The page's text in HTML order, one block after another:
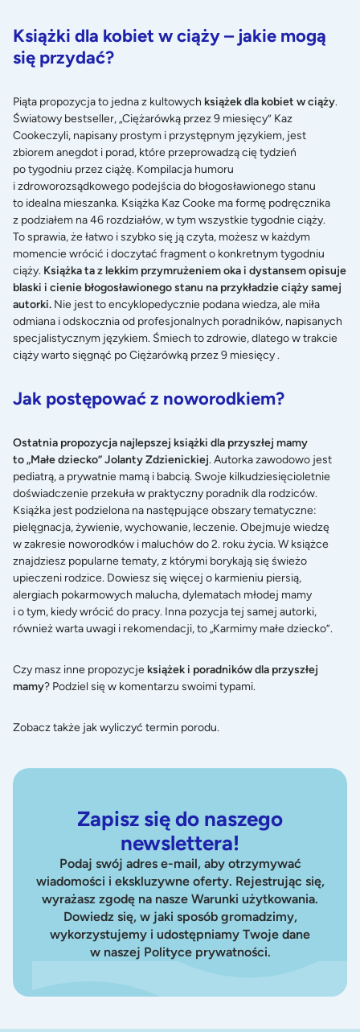
Książki dla kobiet w ciąży – jakie mogą
się przydać?
Piąta propozycja to jedna z kultowych książek dla kobiet w ciąży.
Światowy bestseller, „Ciężarówką przez 9 miesięcy” Kaz
Cookeczyli, napisany prostym i przystępnym językiem, jest
zbiorem anegdot i porad, które przeprowadzą cię tydzień
po tygodniu przez ciążę. Kompilacja humoru
i zdroworozsądkowego podejścia do błogosławionego stanu
to idealna mieszanka. Książka Kaz Cooke ma formę podręcznika
z podziałem na 46 rozdziałów, w tym wszystkie tygodnie ciąży.
To sprawia, że łatwo i szybko się ją czyta, możesz w każdym
momencie wrócić i doczytać fragment o konkretnym tygodniu
ciąży. Książka ta z lekkim przymrużeniem oka i dystansem opisuje
blaski i cienie błogosławionego stanu na przykładzie ciąży samej
autorki. Nie jest to encyklopedycznie podana wiedza, ale miła
odmiana i odskocznia od profesjonalnych poradników, napisanych
specjalistycznym językiem. Śmiech to zdrowie, dlatego w trakcie
ciąży warto sięgnąć po Ciężarówką przez 9 miesięcy .
Jak postępować z noworodkiem?
Ostatnia propozycja najlepszej książki dla przyszłej mamy
to „Małe dziecko” Jolanty Zdzienickiej. Autorka zawodowo jest
pediatrą, a prywatnie mamą i babcią. Swoje kilkudziesięcioletnie
doświadczenie przekuła w praktyczny poradnik dla rodziców.
Książka jest podzielona na następujące obszary tematyczne:
pielęgnacja, żywienie, wychowanie, leczenie. Obejmuje wiedzę
w zakresie noworodków i maluchów do 2. roku życia. W książce
znajdziesz popularne tematy, z którymi borykają się świeżo
upieczeni rodzice. Dowiesz się więcej o karmieniu piersią,
alergiach pokarmowych malucha, dylematach młodej mamy
i o tym, kiedy wrócić do pracy. Inna pozycja tej samej autorki,
również warta uwagi i rekomendacji, to „Karmimy małe dziecko”.
Czy masz inne propozycjeksiążek i poradników dla przyszłej
mamy? Podziel się w komentarzu swoimi typami.
Zobacz także jak wyliczyć termin porodu.
Zapisz się do naszego
newslettera!
Podaj swój adres e-mail, aby otrzymywać
wiadomości i ekskluzywne oferty. Rejestrując się,
wyrażasz zgodę na nasze Warunki użytkowania.
Dowiedz się, w jaki sposób gromadzimy,
wykorzystujemy i udostępniamy Twoje dane
w naszej Polityce prywatności.